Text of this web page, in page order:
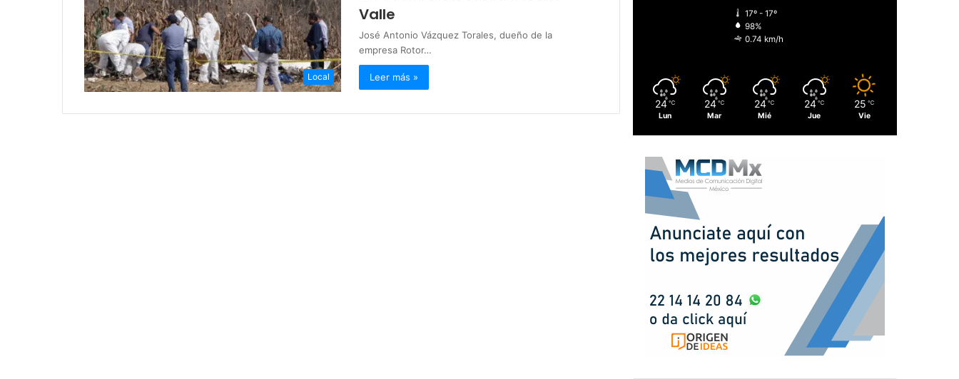
Local
Valle
José Antonio Vázquez Torales, dueño de la
empresa Rotor…
Leer más »
17º - 17º
98%
0.74 km/h
24 ℃
Lun
24 ℃
Mar
24 ℃
Mié
24 ℃
Jue
25 ℃
Vie